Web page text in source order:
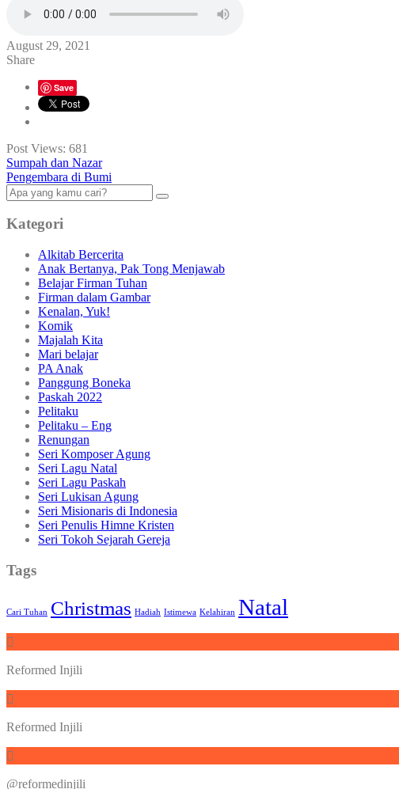
August 29, 2021
Share
Save
Post Views: 681
Sumpah dan Nazar
Pengembara di Bumi
Kategori
Alkitab Bercerita
Anak Bertanya, Pak Tong Menjawab
Belajar Firman Tuhan
Firman dalam Gambar
Kenalan, Yuk!
Komik
Majalah Kita
Mari belajar
PA Anak
Panggung Boneka
Paskah 2022
Pelitaku
Pelitaku – Eng
Renungan
Seri Komposer Agung
Seri Lagu Natal
Seri Lagu Paskah
Seri Lukisan Agung
Seri Misionaris di Indonesia
Seri Penulis Himne Kristen
Seri Tokoh Sejarah Gereja
Tags
Cari Tuhan Christmas Hadiah Istimewa Kelahiran Natal
Reformed Injili
Reformed Injili
@reformedinjili